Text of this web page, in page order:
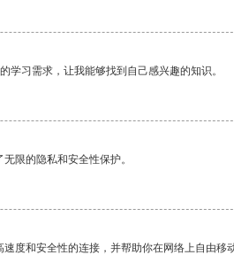
学习需求，让我能够找到自己感兴趣的知识。
限的隐私和安全性保护。
度和安全性的连接，并帮助你在网络上自由移动